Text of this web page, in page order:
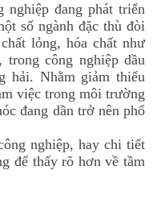
nghiệp đang phát triển
số ngành đặc thù đòi
lỏng, hóa chất như
công nghiệp dầu
hải. Nhằm giảm thiểu
việc trong môi trường
đang dần trở nên phổ
nghiệp, hay chi tiết
để thấy rõ hơn về tầm